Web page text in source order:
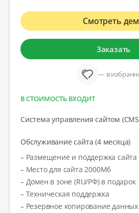
Смотреть
Заказать
— в
В СТОИМОСТЬ ВХОДИТ
Система управления сайтом
Обслуживание сайта (4 месяца)
– Размещение и поддержка
– Место для сайта 2000Мб
– Домен в зоне (RU/РФ) в подарок
– Техническая поддержка
– Резервное копирование данных